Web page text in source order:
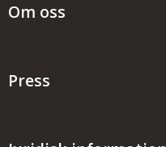
Om oss
Press